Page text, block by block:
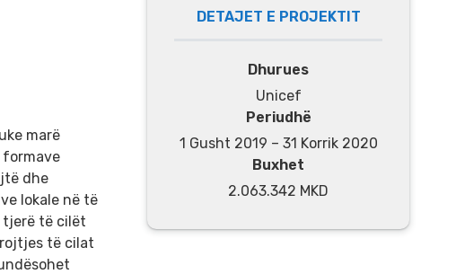
marë
formave
dhe
lokale në të
tjerë të cilët
të cilat
DETAJET E PROJEKTIT
Dhurues
Unicef
Periudhë
1 Gusht 2019 – 31 Korrik 2020
Buxhet
2.063.342 MKD